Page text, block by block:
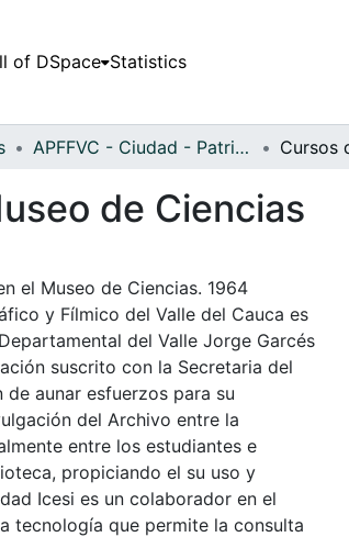
of DSpace Statistics
APFFVC - Ciudad - Patrimonial
de Ciencias
el Museo de Ciencias. 1964
y Fílmico del Valle del Cauca es
del Valle Jorge Garcés
suscrito con la Secretaria del
aunar esfuerzos para su
del Archivo entre la
entre los estudiantes e
propiciando el su uso y
Icesi es un colaborador en el
tecnología que permite la consulta